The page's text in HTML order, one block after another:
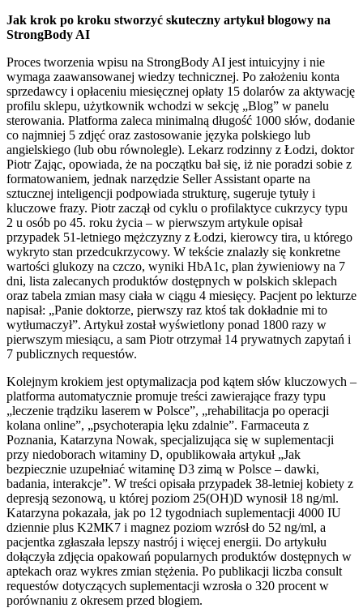
Jak krok po kroku stworzyć skuteczny artykuł blogowy na
StrongBody AI
Proces tworzenia wpisu na StrongBody AI jest intuicyjny i nie
wymaga zaawansowanej wiedzy technicznej. Po założeniu konta
sprzedawcy i opłaceniu miesięcznej opłaty 15 dolarów za aktywację
profilu sklepu, użytkownik wchodzi w sekcję „Blog” w panelu
sterowania. Platforma zaleca minimalną długość 1000 słów, dodanie
co najmniej 5 zdjęć oraz zastosowanie języka polskiego lub
angielskiego (lub obu równolegle). Lekarz rodzinny z Łodzi, doktor
Piotr Zając, opowiada, że na początku bał się, iż nie poradzi sobie z
formatowaniem, jednak narzędzie Seller Assistant oparte na
sztucznej inteligencji podpowiada strukturę, sugeruje tytuły i
kluczowe frazy. Piotr zaczął od cyklu o profilaktyce cukrzycy typu
2 u osób po 45. roku życia – w pierwszym artykule opisał
przypadek 51-letniego mężczyzny z Łodzi, kierowcy tira, u którego
wykryto stan przedcukrzycowy. W tekście znalazły się konkretne
wartości glukozy na czczo, wyniki HbA1c, plan żywieniowy na 7
dni, lista zalecanych produktów dostępnych w polskich sklepach
oraz tabela zmian masy ciała w ciągu 4 miesięcy. Pacjent po lekturze
napisał: „Panie doktorze, pierwszy raz ktoś tak dokładnie mi to
wytłumaczył”. Artykuł został wyświetlony ponad 1800 razy w
pierwszym miesiącu, a sam Piotr otrzymał 14 prywatnych zapytań i
7 publicznych requestów.
Kolejnym krokiem jest optymalizacja pod kątem słów kluczowych –
platforma automatycznie promuje treści zawierające frazy typu
„leczenie trądziku laserem w Polsce”, „rehabilitacja po operacji
kolana online”, „psychoterapia lęku zdalnie”. Farmaceuta z
Poznania, Katarzyna Nowak, specjalizująca się w suplementacji
przy niedoborach witaminy D, opublikowała artykuł „Jak
bezpiecznie uzupełniać witaminę D3 zimą w Polsce – dawki,
badania, interakcje”. W treści opisała przypadek 38-letniej kobiety z
depresją sezonową, u której poziom 25(OH)D wynosił 18 ng/ml.
Katarzyna pokazała, jak po 12 tygodniach suplementacji 4000 IU
dziennie plus K2MK7 i magnez poziom wzrósł do 52 ng/ml, a
pacjentka zgłaszała lepszy nastrój i więcej energii. Do artykułu
dołączyła zdjęcia opakowań popularnych produktów dostępnych w
aptekach oraz wykres zmian stężenia. Po publikacji liczba consult
requestów dotyczących suplementacji wzrosła o 320 procent w
porównaniu z okresem przed blogiem.